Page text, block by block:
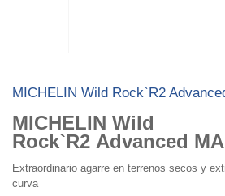
MICHELIN Wild Rock`R2
MICHELIN Wild
Rock`R2 Advanced
Extraordinario agarre en terrenos secos y
curva